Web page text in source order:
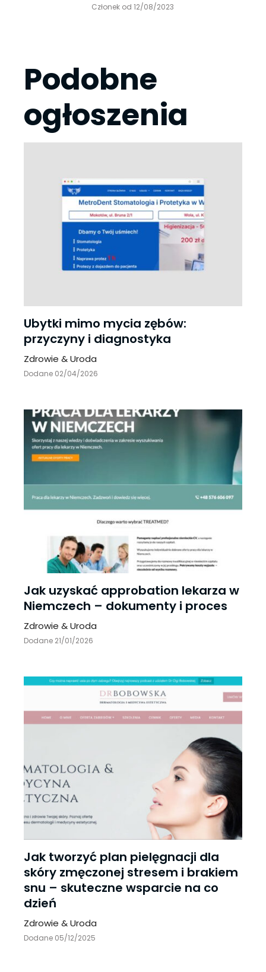
Członek od 12/08/2023
Podobne
ogłoszenia
Ubytki mimo mycia zębów:
przyczyny i diagnostyka
Zdrowie & Uroda
Dodane 02/04/2026
Jak uzyskać approbation lekarza w
Niemczech – dokumenty i proces
Zdrowie & Uroda
Dodane 21/01/2026
Jak tworzyć plan pielęgnacji dla
skóry zmęczonej stresem i brakiem
snu – skuteczne wsparcie na co
dzień
Zdrowie & Uroda
Dodane 05/12/2025